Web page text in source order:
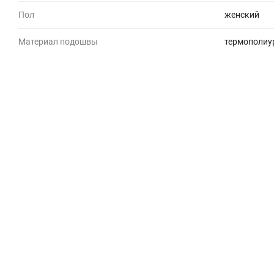
Пол женский
Материал подошвы